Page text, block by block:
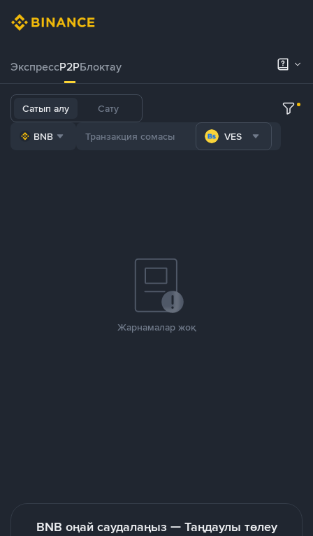
ЭкспрессP2PБлоктау
Сатып алу Сату
BNB VES
Жарнамалар жоқ
BNB оңай саудалаңыз — Таңдаулы төлеу